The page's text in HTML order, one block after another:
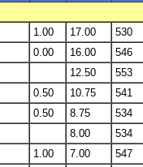
1.00 17.00
530
0.00 16.00
546
12.50
553
0.50 10.75
541
0.50 8.75
534
8.00
534
1.00 7.00
547